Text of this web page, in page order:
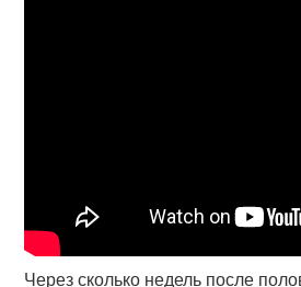
Через сколько недель после